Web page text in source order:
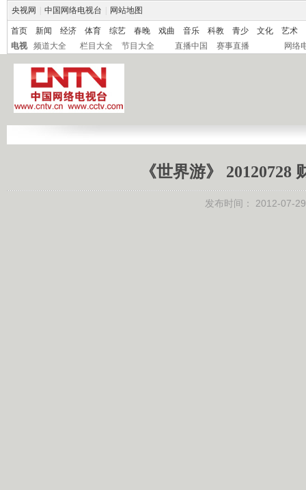
央视网 中国网络电视台 网站地图
首页 新闻 经济 体育 综艺 春晚 戏曲 音乐 科教 青少 文化
艺术
电视
频道大全 栏目大全 节目大全 直播中国 赛事直播 网络
《世界游》
发布时间： 2012-07-